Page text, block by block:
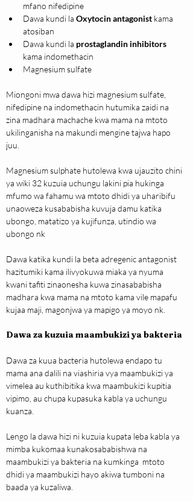
mfano nifedipine
Dawa kundi la Oxytocin antagonist kama
atosiban
Dawa kundi la prostaglandin inhibitors
kama indomethacin
Magnesium sulfate
Miongoni mwa dawa hizi magnesium sulfate,
nifedipine na indomethacin hutumika zaidi na
zina madhara machache kwa mama na mtoto
ukilinganisha na makundi mengine tajwa hapo
juu.
Magnesium sulphate hutolewa kwa ujauzito chini
ya wiki 32 kuzuia uchungu lakini pia hukinga
mfumo wa fahamu wa mtoto dhidi ya uharibifu
unaoweza kusababisha kuvuja damu katika
ubongo, matatizo ya kujifunza, utindio wa
ubongo nk
Dawa katika kundi la beta adregenic antagonist
hazitumiki kama ilivyokuwa miaka ya nyuma
kwani tafiti zinaonesha kuwa zinasababisha
madhara kwa mama na mtoto kama vile mapafu
kujaa maji, magonjwa ya mapigo ya moyo nk.
Dawa za kuzuia maambukizi ya bakteria
Dawa za kuua bacteria hutolewa endapo tu
mama ana dalili na viashiria vya maambukizi ya
vimelea au kuthibitika kwa maambukizi kupitia
vipimo, au chupa kupasuka kabla ya uchungu
kuanza.
Lengo la dawa hizi ni kuzuia kupata leba kabla ya
mimba kukomaa kunakosababishwa na
maambukizi ya bakteria na kumkinga  mtoto
dhidi ya maambukizi hayo akiwa tumboni na
baada ya kuzaliwa.